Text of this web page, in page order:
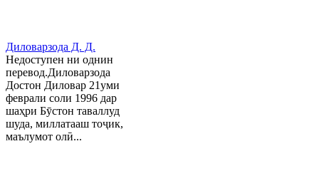
Диловарзода Д. Д.
Недоступен ни однин
перевод.Диловарзода
Достон Диловар 21уми
феврали соли 1996 дар
шаҳри Бӯстон таваллуд
шуда, миллатааш тоҷик,
маълумот олӣ...